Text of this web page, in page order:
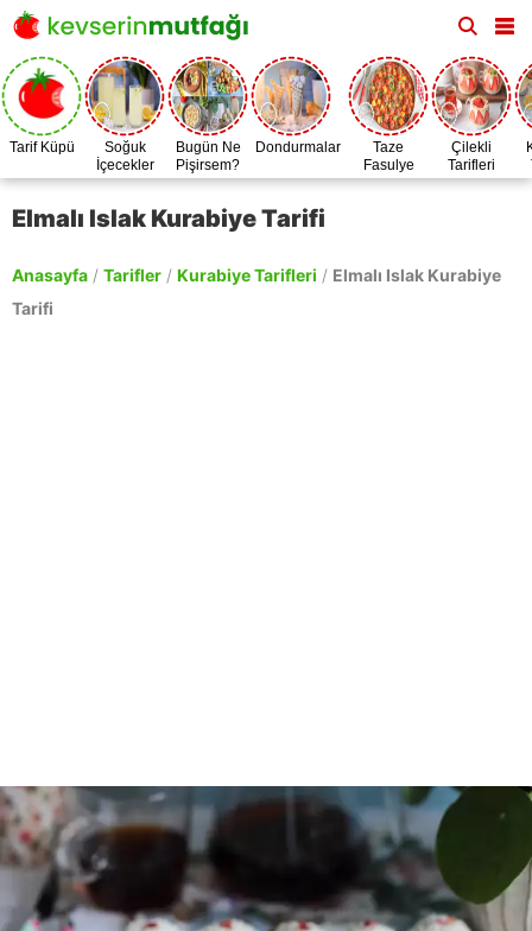
Tarif Küpü
Soğuk
İçecekler
Bugün Ne
Pişirsem?
Dondurmalar
Taze
Fasulye
Zamanı
Çilekli
Tarifleri
Elmalı Islak Kurabiye Tarifi
Anasayfa / Tarifler / Kurabiye Tarifleri / Elmalı Islak Kurabiye
Tarifi